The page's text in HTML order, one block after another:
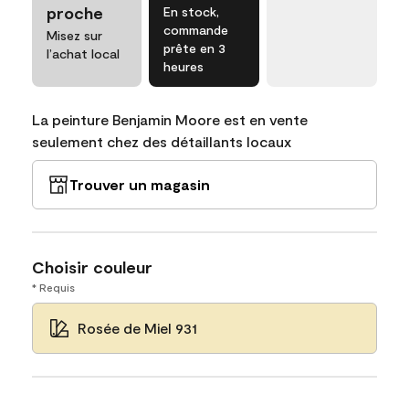
proche
Misez sur
l’achat local
En stock,
commande
prête en 3
heures
La peinture Benjamin Moore est en vente
seulement chez des détaillants locaux
Trouver un magasin
Choisir couleur
* Requis
Rosée de Miel 931